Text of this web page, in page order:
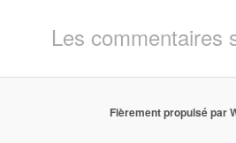
Les commentaires
Fièrement propulsé par